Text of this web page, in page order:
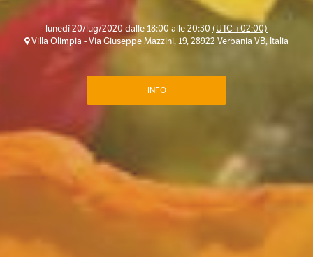
lunedì 20/lug/2020 dalle 18:00 alle 20:30 (UTC +02:00)
Villa Olimpia - Via Giuseppe Mazzini, 19, 28922 Verbania VB, Italia
INFO